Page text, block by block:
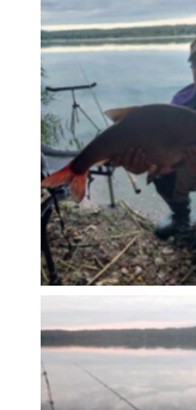
No Caption